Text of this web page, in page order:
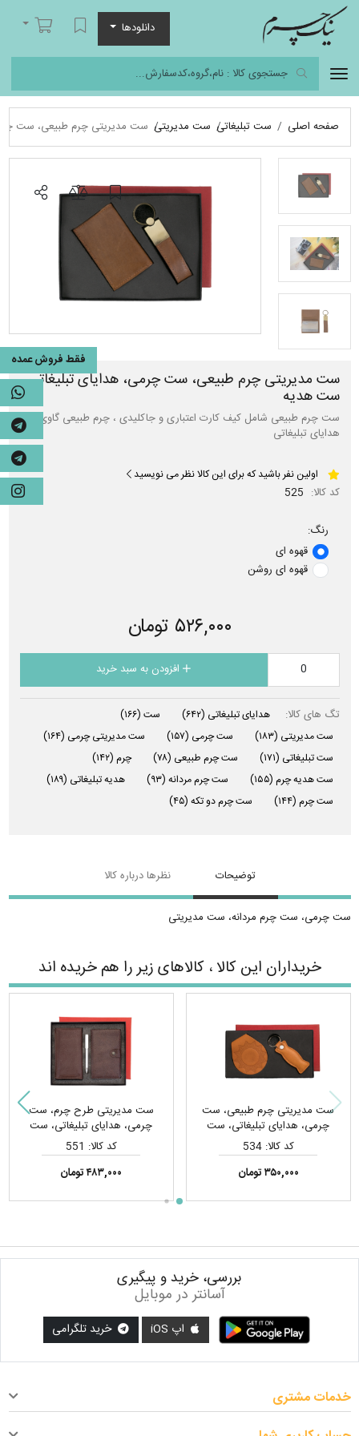
دانلودها
لیست مورد علاقه
سبد خرید
صفحه اصلی ست تبلیغاتی ست مدیریتی ست مدیریتی چرم طبیعی، ست
ست مدیریتی چرم طبیعی، ست چرمی، هدایای تبلیغاتی،
ست هدیه
ست چرم طبیعی شامل کیف کارت اعتباری و جاکلیدی ، چرم طبیعی گاوی،
هدایای تبلیغاتی
اولین نفر باشید که برای این کالا نظر می نویسید
کد کالا: 525
رنگ:
قهوه ای
قهوه ای روشن
۵۲۶,۰۰۰ تومان
افزودن به سبد خرید
تگ های کالا: هدایای تبلیغاتی (۶۴۲) ست (۱۶۶)
ست مدیریتی (۱۸۳) ست چرمی (۱۵۷) ست مدیریتی چرمی (۱۶۴)
ست تبلیغاتی (۱۷۱) ست چرم طبیعی (۷۸) چرم (۱۴۲)
ست هدیه چرم (۱۵۵) ست چرم مردانه (۹۳) هدیه تبلیغاتی (۱۸۹)
ست چرم (۱۴۴) ست چرم دو تکه (۴۵)
توضیحات نظرها درباره کالا
ست چرمی، ست چرم مردانه، ست مدیریتی
خریداران این کالا ، کالاهای زیر را هم خریده اند
ست مدیریتی چرم طبیعی، ست
چرمی، هدایای تبلیغاتی، ست
هدیه
کد کالا: 534
۳۵۰,۰۰۰ تومان
ست مدیریتی طرح چرم، ست
چرمی، هدایای تبلیغاتی، ست
هدیه
کد کالا: 551
۴۸۳,۰۰۰ تومان
بررسی، خرید و پیگیری
آسانتر در موبایل
اپ iOS خرید تلگرامی
خدمات مشتری
فقط فروش عمده